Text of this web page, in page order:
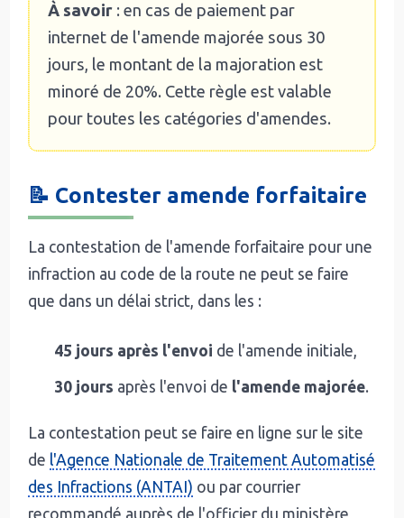
À savoir: en cas de paiement par
internet de l'amende majorée sous 30
jours, le montant de la majoration est
minoré de 20%. Cette règle est valable
pour toutes les catégories d'amendes.
📝 Contester amende forfaitaire
La contestation de l'amende forfaitaire pour une
infraction au code de la route ne peut se faire
que dans un délai strict, dans les :
45 jours après l'envoi de l'amende initiale,
30 jours après l'envoi de l'amende majorée.
La contestation peut se faire en ligne sur le site
de l'Agence Nationale de Traitement Automatisé
des Infractions (ANTAI) ou par courrier
recommandé auprès de l'officier du ministère